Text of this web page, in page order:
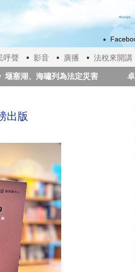
呼聲 影音 廣播 法稅來開講
、海嘯列為法定災害 卓揆：
出版